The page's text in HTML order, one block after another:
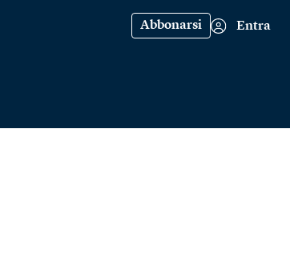
Abbonarsi Entra